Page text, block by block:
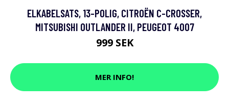
ELKABELSATS, 13-POLIG, CITROËN C-CROSSER,
MITSUBISHI OUTLANDER II, PEUGEOT 4007
999 SEK
MER INFO!